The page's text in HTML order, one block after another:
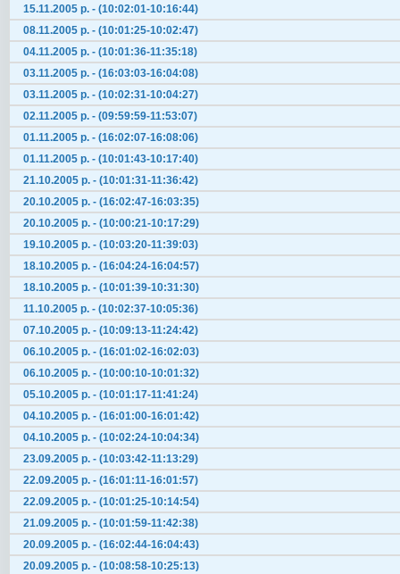
15.11.2005 р. - (10:02:01-10:16:44)
08.11.2005 р. - (10:01:25-10:02:47)
04.11.2005 р. - (10:01:36-11:35:18)
03.11.2005 р. - (16:03:03-16:04:08)
03.11.2005 р. - (10:02:31-10:04:27)
02.11.2005 р. - (09:59:59-11:53:07)
01.11.2005 р. - (16:02:07-16:08:06)
01.11.2005 р. - (10:01:43-10:17:40)
21.10.2005 р. - (10:01:31-11:36:42)
20.10.2005 р. - (16:02:47-16:03:35)
20.10.2005 р. - (10:00:21-10:17:29)
19.10.2005 р. - (10:03:20-11:39:03)
18.10.2005 р. - (16:04:24-16:04:57)
18.10.2005 р. - (10:01:39-10:31:30)
11.10.2005 р. - (10:02:37-10:05:36)
07.10.2005 р. - (10:09:13-11:24:42)
06.10.2005 р. - (16:01:02-16:02:03)
06.10.2005 р. - (10:00:10-10:01:32)
05.10.2005 р. - (10:01:17-11:41:24)
04.10.2005 р. - (16:01:00-16:01:42)
04.10.2005 р. - (10:02:24-10:04:34)
23.09.2005 р. - (10:03:42-11:13:29)
22.09.2005 р. - (16:01:11-16:01:57)
22.09.2005 р. - (10:01:25-10:14:54)
21.09.2005 р. - (10:01:59-11:42:38)
20.09.2005 р. - (16:02:44-16:04:43)
20.09.2005 р. - (10:08:58-10:25:13)